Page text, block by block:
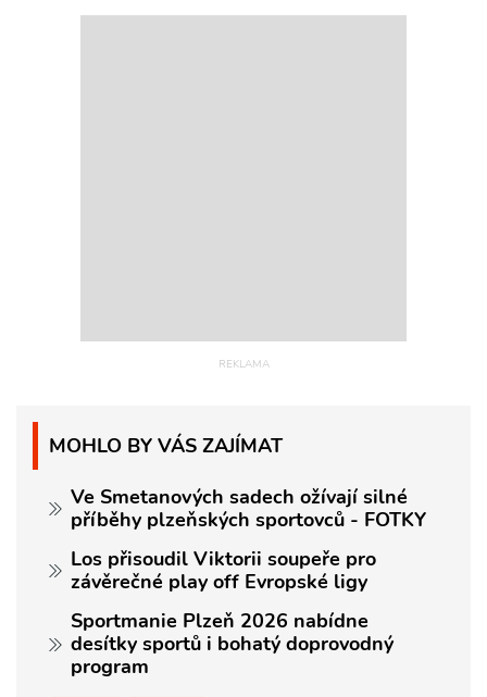
MOHLO BY VÁS ZAJÍMAT
Ve Smetanových sadech ožívají silné
příběhy plzeňských sportovců - FOTKY
Los přisoudil Viktorii soupeře pro
závěrečné play off Evropské ligy
Sportmanie Plzeň 2026 nabídne
desítky sportů i bohatý doprovodný
program